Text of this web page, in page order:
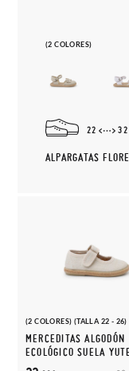
(2 COLORES)
22 32
ALPARGATAS
(2 COLORES) (TALLA 22 - 26)
MERCEDITAS ALGODÓN
ECOLÓGICO SUELA YUTE